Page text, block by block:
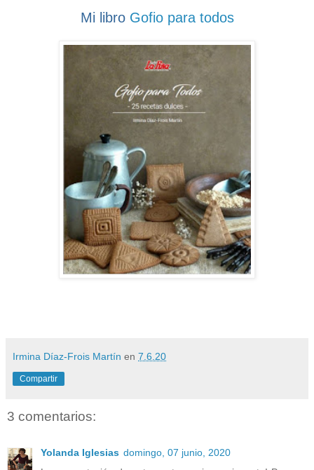
Mi libro Gofio para todos
Irmina Díaz-Frois Martín en 7.6.20
Compartir
3 comentarios:
Yolanda Iglesias domingo, 07 junio, 2020